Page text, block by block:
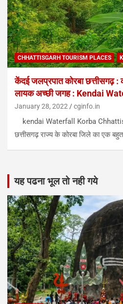
CHHATTISGARH TOURISM PLACES
केंदई जलप्रपात कोरबा छत्तीसगढ़
लायक अच्छी जगह : Kendai
January 28, 2022 cginfo.in
kendai Waterfall Korba
छत्तीसगढ़ राज्य के कोरबा जिले का एक
यह पढना भूल तो नही गये